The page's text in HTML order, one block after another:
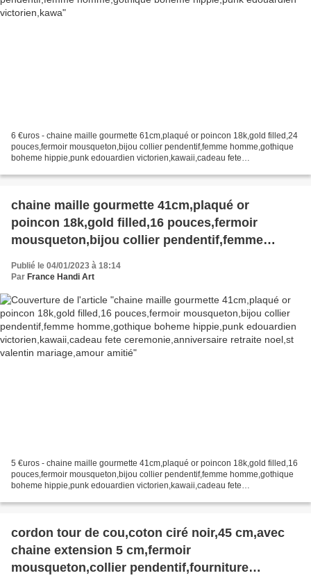
6 €uros - chaine maille gourmette 61cm,plaqué or poincon 18k,gold filled,24
pouces,fermoir mousqueton,bijou collier pendentif,femme homme,gothique
boheme hippie,punk edouardien victorien,kawaii,cadeau fete
chaine maille gourmette 41cm,plaqué or
poincon 18k,gold filled,16 pouces,fermoir
mousqueton,bijou collier pendentif,femme
homme,gothique boheme hippie,punk
edouardien victorien,kawaii,cadeau fete
mariage,amour amitié
Publié le 04/01/2023 à 18:14
Par France Handi Art
5 €uros - chaine maille gourmette 41cm,plaqué or poincon 18k,gold filled,16
pouces,fermoir mousqueton,bijou collier pendentif,femme homme,gothique
boheme hippie,punk edouardien victorien,kawaii,cadeau fete
cordon tour de cou,coton ciré noir,45 cm,avec
chaine extension 5 cm,fermoir
mousqueton,collier pendentif,fourniture